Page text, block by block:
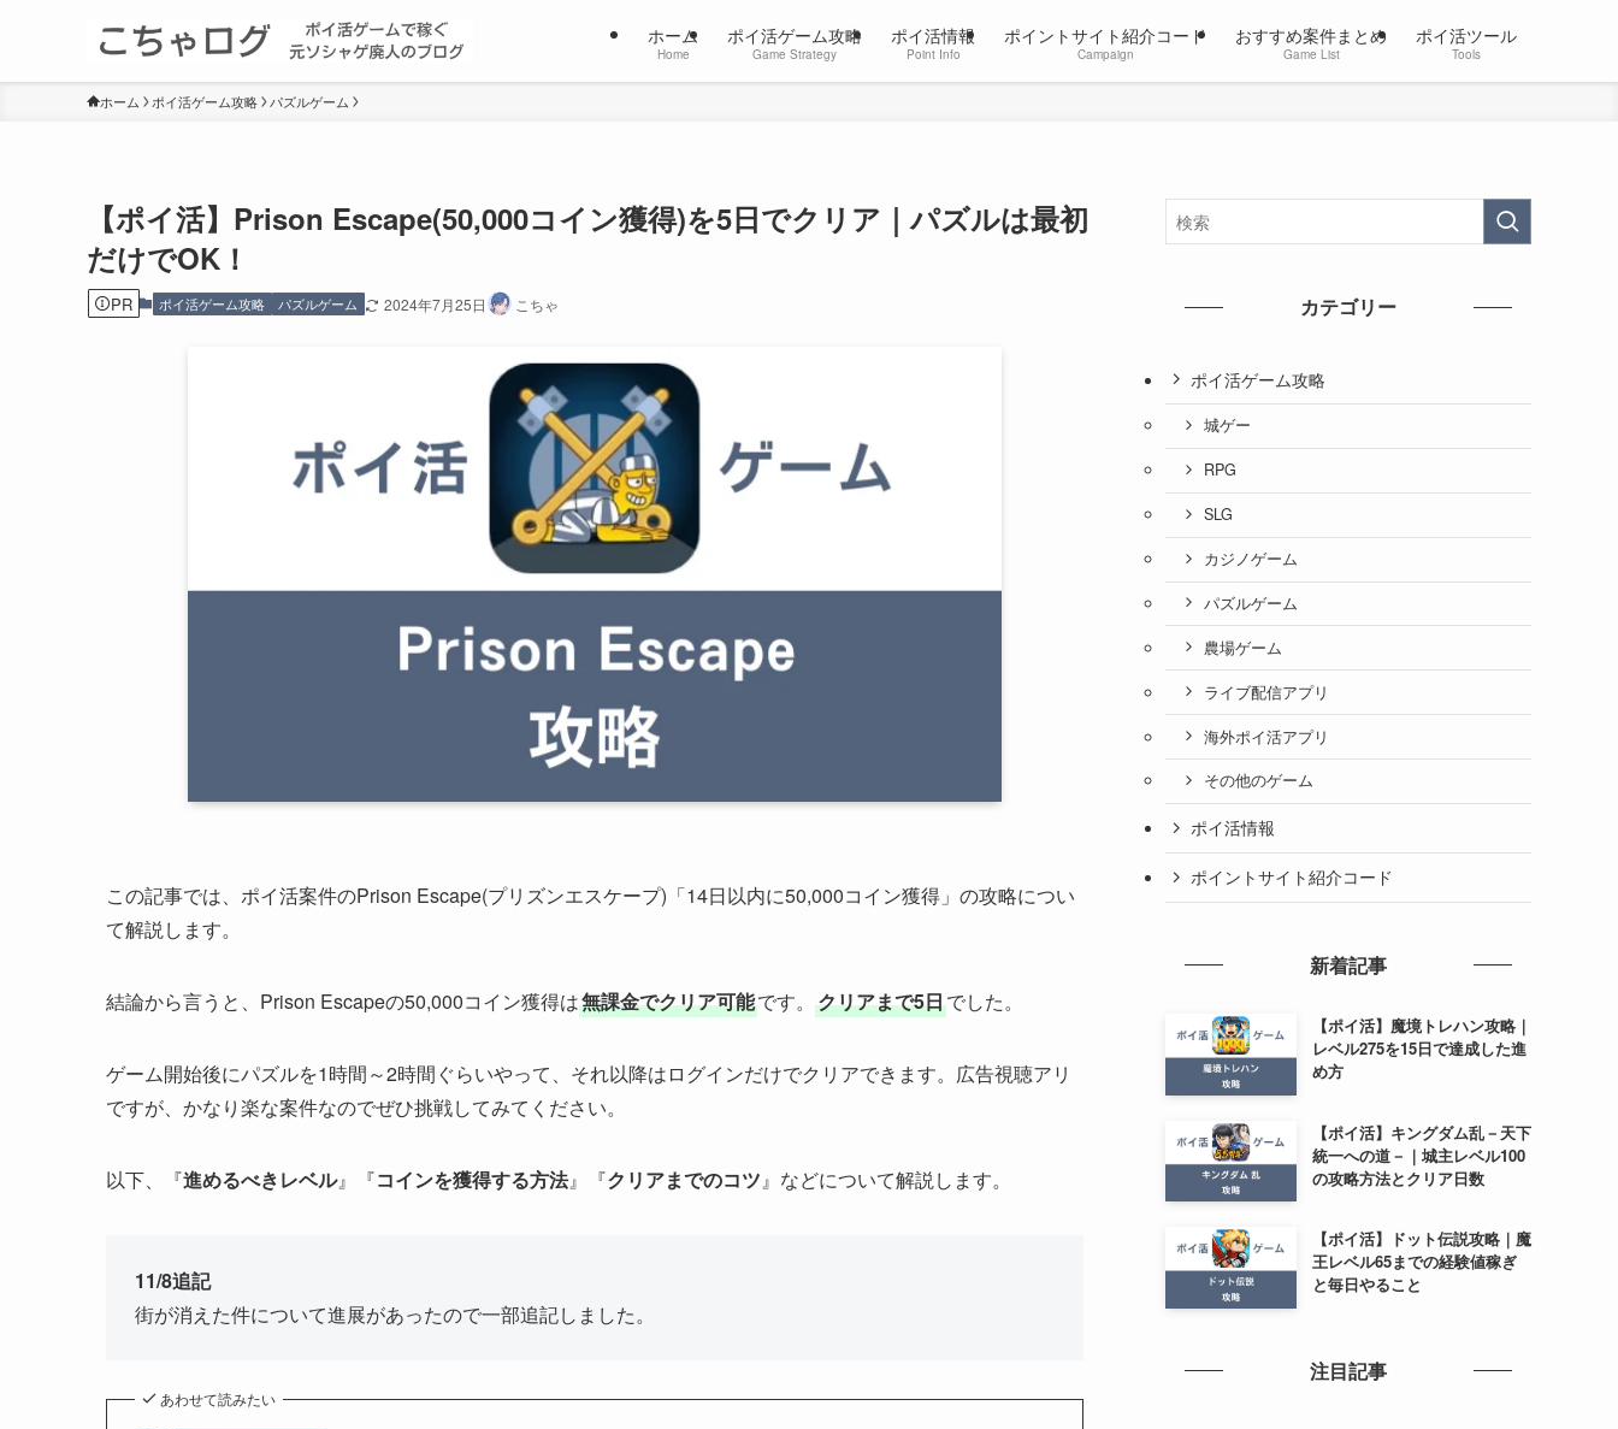
ホーム
Home
ポイ活ゲーム攻略
Game Strategy
ポイ活情報
Point Info
ポイントサイト紹介コード
Campaign
おすすめ案件まとめ
Game List
ポイ活ツール
Tools
ホーム ポイ活ゲーム攻略 パズルゲーム
【ポイ活】Prison Escape(50,000コイン獲得)を5日でクリア｜パズルは最初
だけでOK！
PR ポイ活ゲーム攻略 パズルゲーム 2024年7月25日 こちゃ
この記事では、ポイ活案件のPrison Escape(プリズンエスケープ)「14日以内に50,000コイン獲得」の攻略につい
て解説します。
結論から言うと、Prison Escapeの50,000コイン獲得は無課金でクリア可能です。 クリアまで5日でした。
ゲーム開始後にパズルを1時間～2時間ぐらいやって、それ以降はログインだけでクリアできます。広告視聴アリ
ですが、かなり楽な案件なのでぜひ挑戦してみてください。
以下、『進めるべきレベル』『コインを獲得する方法』『クリアまでのコツ 』などについて解説します。
11/8追記
街が消えた件について進展があったので一部追記しました。
あわせて読みたい
カテゴリー
ポイ活ゲーム攻略
城ゲー
RPG
SLG
カジノゲーム
パズルゲーム
農場ゲーム
ライブ配信アプリ
海外ポイ活アプリ
その他のゲーム
ポイ活情報
ポイントサイト紹介コード
新着記事
【ポイ活】魔境トレハン攻略｜
レベル275を15日で達成した進
め方
【ポイ活】キングダム乱－天下
統一への道－｜城主レベル100
の攻略方法とクリア日数
【ポイ活】ドット伝説攻略｜魔
王レベル65までの経験値稼ぎ
と毎日やること
注目記事